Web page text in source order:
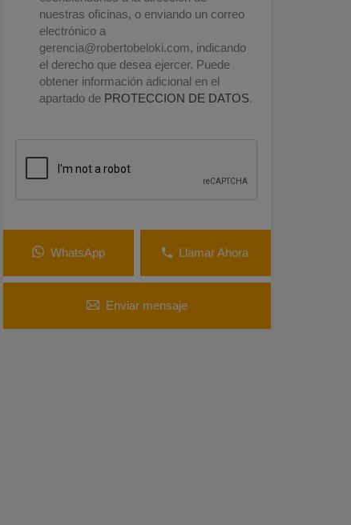
nuestras oficinas, o enviando un correo
electrónico a
gerencia@robertobeloki.com, indicando
el derecho que desea ejercer. Puede
obtener información adicional en el
apartado de PROTECCION DE DATOS.
WhatsApp Llamar Ahora
Enviar mensaje